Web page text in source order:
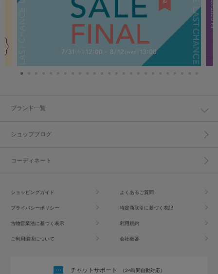
ブランド一覧
ショップブログ
コーディネート
ショッピングガイド よくあるご質問
プライバシーポリシー 特定商取引に基づく表記
古物営業法に基づく表示 利用規約
ご利用環境について 会社概要
チャットサポート （24時間自動対応）